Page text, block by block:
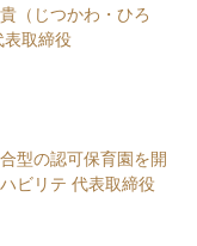
（じつかわ・ひろ
取締役
型の認可保育園を開
ビリテ 代表取締役